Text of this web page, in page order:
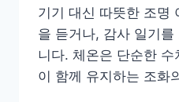
기기 대신 따뜻한 조명
을 듣거나, 감사 일기
니다. 체온은 단순한
이 함께 유지하는 조화